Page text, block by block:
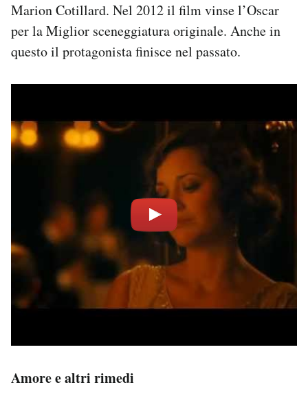
Marion Cotillard. Nel 2012 il film vinse l’Oscar
per la Miglior sceneggiatura originale. Anche in
questo il protagonista finisce nel passato.
Amore e altri rimedi